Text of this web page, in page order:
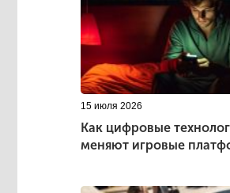
15 июля 2026
Как цифровые
меняют игровые